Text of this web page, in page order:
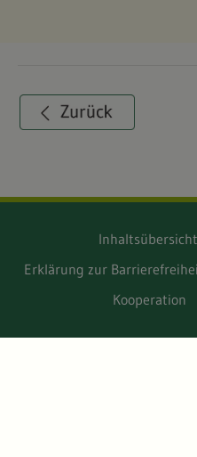
Inhaltsübersicht
Erklärung zur
Kooperation